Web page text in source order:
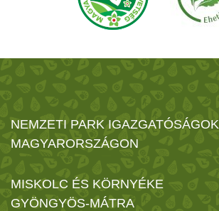
NEMZETI PARK IGAZGATÓSÁGOK
MAGYARORSZÁGON
MISKOLC ÉS KÖRNYÉKE
GYÖNGYÖS-MÁTRA